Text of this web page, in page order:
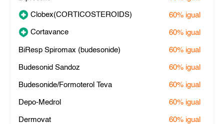
Clobex(CORTICOSTEROIDS) 60% igual
Cortavance 60% igual
BiResp Spiromax (budesonide) 60% igual
Budesonid Sandoz 60% igual
Budesonide/Formoterol Teva 60% igual
Depo-Medrol 60% igual
Dermovat 60% igual